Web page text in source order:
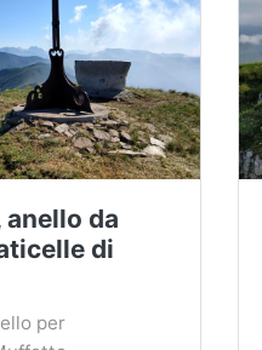
da
di
per